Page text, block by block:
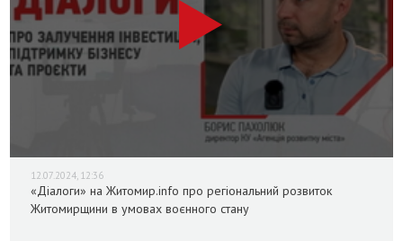
12.07.2024, 12:36
«Діалоги» на Житомир.info про регіональний розвиток
Житомирщини в умовах воєнного стану